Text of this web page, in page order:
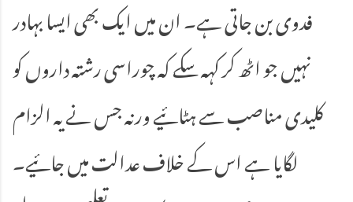
فدوی بن جاتی ہے۔ ان میں ایک بھی ایسا بہادر
نہیں جو اٹھ کر کہہ سکے کہ چوراسی رشتہ داروں کو
کلیدی مناصب سے ہٹائیے ورنہ جس نے یہ الزام
لگایا ہے اس کے خلاف عدالت میں جائیے۔